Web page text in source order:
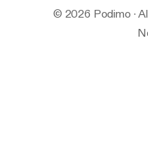
© 2026 Podimo ·